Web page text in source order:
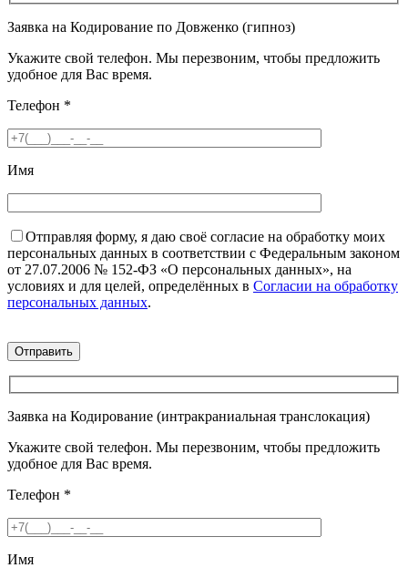
Заявка на Кодирование по Довженко (гипноз)
Укажите свой телефон. Мы перезвоним, чтобы предложить
удобное для Вас время.
Телефон *
Имя
Отправляя форму, я даю своё согласие на обработку моих
персональных данных в соответствии с Федеральным законом
от 27.07.2006 № 152-ФЗ «О персональных данных», на
условиях и для целей, определённых в Согласии на обработку
персональных данных.
Заявка на Кодирование (интракраниальная транслокация)
Укажите свой телефон. Мы перезвоним, чтобы предложить
удобное для Вас время.
Телефон *
Имя